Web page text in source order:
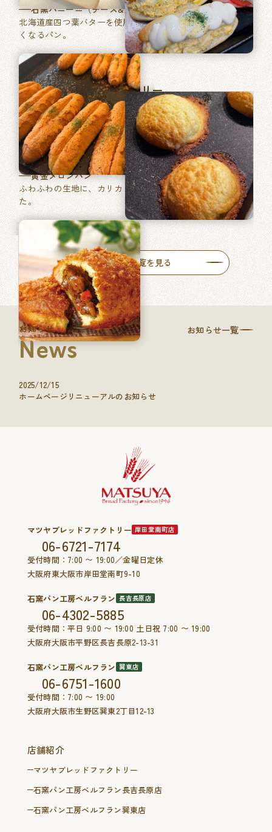
石窯パニーニ（チーズ&たまご／ベーコントマト）
北海道産四つ葉バターを使用した、あきのこない毎日食べた
くなるパン。
マツヤブレッドファクトリー
巽東店
牛肉ゴロッとカレーパン
牛肉がゴロッと入った特製カレーをたっぷりと使った自慢の
一品です。
黄金メロンパン
ふわふわの生地に、カリカリ食感のメロン皮を包みあげまし
た。
人気商品一覧を見る
お知らせ
News
お知らせ一覧
2025/12/15
ホームページリニューアルのお知らせ
マツヤブレッドファクトリー 岸田堂南町店
06-6721-7174
受付時間：7:00 〜 19:00／金曜日定休
大阪府東大阪市岸田堂南町9-10
石窯パン工房ベルフラン 長吉長原店
06-4302-5885
受付時間：平日 9:00 〜 19:00 土日祝 7:00 〜 19:00
大阪府大阪市平野区長吉長原2-13-31
石窯パン工房ベルフラン 巽東店
06-6751-1600
受付時間：7:00 〜 19:00
大阪府大阪市生野区巽東2丁目12-13
店舗紹介
マツヤブレッドファクトリー
石窯パン工房ベルフラン長吉長原店
石窯パン工房ベルフラン巽東店